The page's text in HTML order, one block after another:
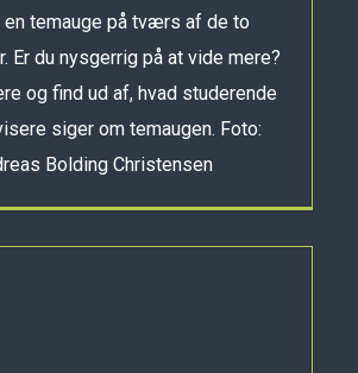
en temauge på tværs af de to
Er du nysgerrig på at vide mere?
og find ud af, hvad studerende
siger om temaugen. Foto:
Bolding Christensen